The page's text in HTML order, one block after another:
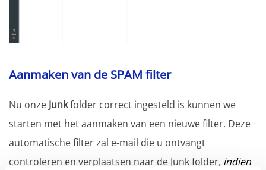
Aanmaken van de SPAM filter
Nu onze Junkfolder correct ingesteld is kunnen we
starten met het aanmaken van een nieuwe filter. Deze
automatische filter zal e-mail die u ontvangt
controleren en verplaatsen naar de Junk folder, indien